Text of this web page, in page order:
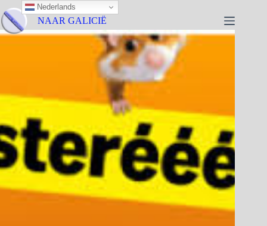
NAAR GALICIË
Nederlands